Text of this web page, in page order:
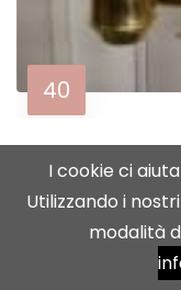
40
I cookie ci
Utilizzando i
modalità